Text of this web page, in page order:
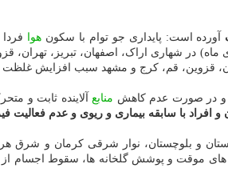
آورده است: پایداری جو توام با سکونهوا
و در صورت عدم کاهش منابع آلاینده ثابت و
افراد با سابقه بیماری و ریوی و عدم
موقت و پوشش گلخانه ها، سقوط اجسام از